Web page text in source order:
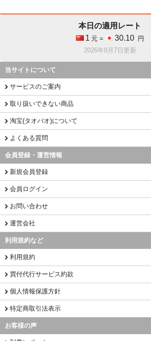
本日の適用レート
1 元 = 30.10
円
2026年8月7日更新
当サイトについて
サービスのご案内
取り扱いできない商品
淘宝(タオバオ)について
よくある質問
会員登録・運営情報
新規会員登録
会員ログイン
お問い合わせ
運営会社
利用規約など
利用規約
買付代行サービス約款
個人情報保護方針
特定商取引法表示
お客様の声